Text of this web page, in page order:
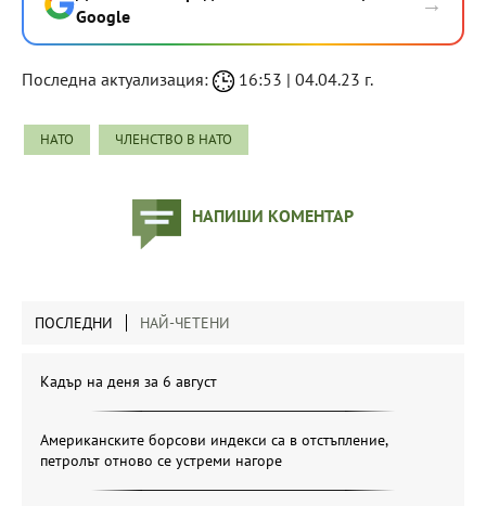
Google
Последна актуализация: 16:53 | 04.04.23 г.
НАТО ЧЛЕНСТВО В НАТО
НАПИШИ КОМЕНТАР
ПОСЛЕДНИ НАЙ-ЧЕТЕНИ
Кадър на деня за 6 август
Американските борсови индекси са в отстъпление,
петролът отново се устреми нагоре